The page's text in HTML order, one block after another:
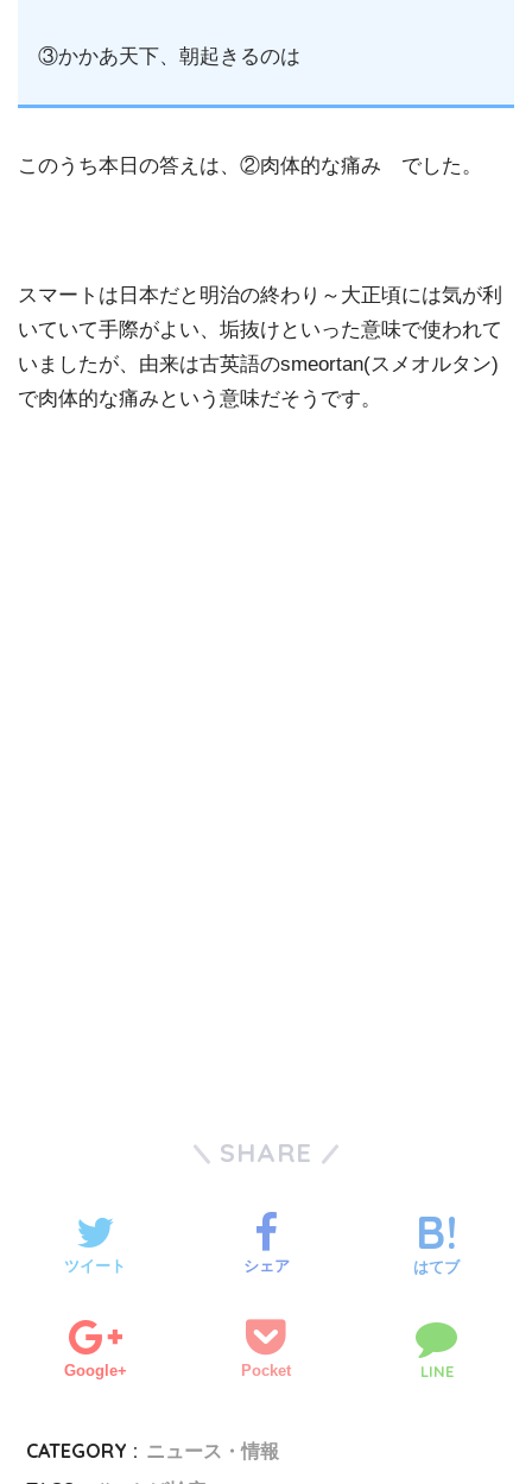
③かかあ天下、朝起きるのは
このうち本日の答えは、②肉体的な痛み でした。
スマートは日本だと明治の終わり～大正頃には気が利
いていて手際がよい、垢抜けといった意味で使われて
いましたが、由来は古英語のsmeortan(スメオルタン)
で肉体的な痛みという意味だそうです。
SHARE
ツイート シェア はてブ
Google+ Pocket LINE
CATEGORY : ニュース・情報